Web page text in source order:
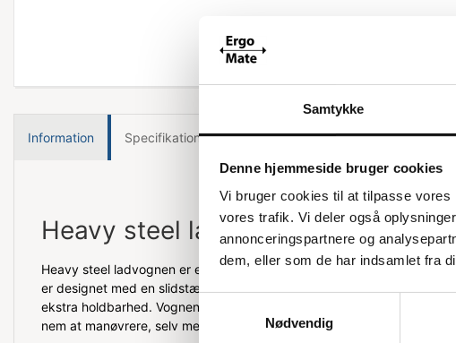
Samtykke
Denne hjemmeside bruger cookies
Vi bruger cookies til at tilpasse
vores trafik. Vi deler også
annonceringspartnere og
dem, eller som de har indsamlet fra
Samtykkevalg
Nødvendig
Information Specifikationer
Heavy steel ladvogn
Heavy steel ladvognen er en robust og alsidig løsning til mange
er designet med en slidstærk træplade i MDF-laminat og et stel, der er
ekstra holdbarhed. Vognen er udstyret med både faste og drejelige
nem at manøvrere, selv med tung last.